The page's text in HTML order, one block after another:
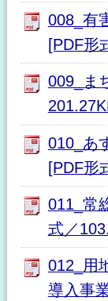
008_有
[PDF形
009_ま
010_あ
[PDF形
011_常
式／
012_用
導入事